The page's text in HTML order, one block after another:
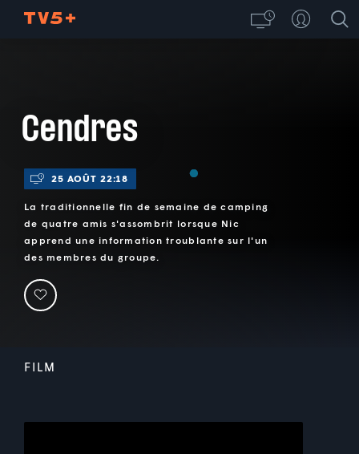
Cendres
25 AOÛT 22:18
La traditionnelle fin de semaine de camping
de quatre amis s'assombrit lorsque Nic
apprend une information troublante sur l'un
des membres du groupe.
FILM